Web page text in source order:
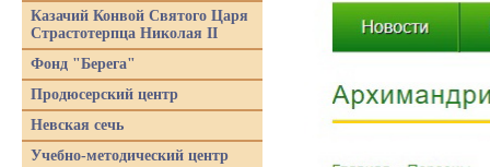
Казачий Конвой Святого Царя
Страстотерпца Николая II
Фонд "Берега"
Продюсерский центр
Невская сечь
Учебно-методический центр